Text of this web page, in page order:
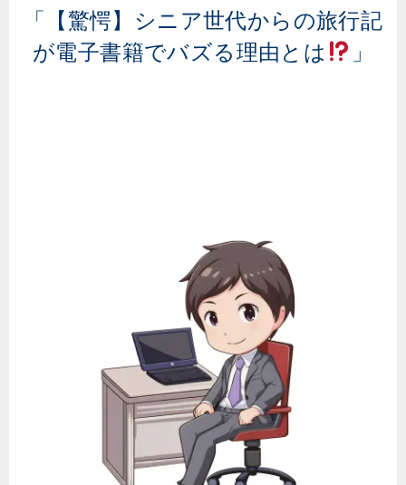
「【驚愕】シニア世代からの旅行記
が電子書籍でバズる理由とは
」